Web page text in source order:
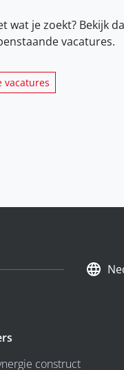
wat je zoekt? Bekijk
vacatures.
vacatures
construct